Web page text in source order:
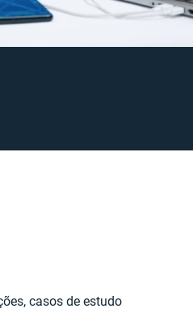
casos de estudo